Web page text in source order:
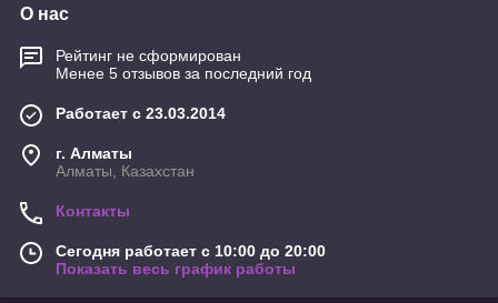
О нас
Рейтинг не сформирован
Менее 5 отзывов за последний год
Работает с 23.03.2014
г. Алматы
Алматы, Казахстан
Контакты
Сегодня работает с 10:00 до 20:00
Показать весь график работы